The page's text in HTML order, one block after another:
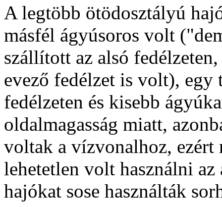
A legtöbb ötödosztályú
másfél ágyúsoros volt
szállított az alsó
evező fedélzet is volt), egy
fedélzeten és kisebb
oldalmagasság miatt,
voltak a vízvonalhoz, ezért
lehetetlen volt használni
hajókat sose használták